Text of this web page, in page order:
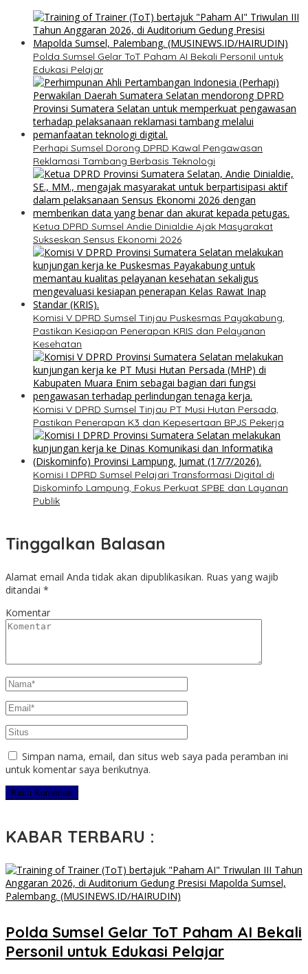
Polda Sumsel Gelar ToT Paham AI Bekali Personil untuk
Edukasi Pelajar
Perhapi Sumsel Dorong DPRD Kawal Pengawasan
Reklamasi Tambang Berbasis Teknologi
Ketua DPRD Sumsel Andie Dinialdie Ajak Masyarakat
Sukseskan Sensus Ekonomi 2026
Komisi V DPRD Sumsel Tinjau Puskesmas Payakabung,
Pastikan Kesiapan Penerapan KRIS dan Pelayanan
Kesehatan
Komisi V DPRD Sumsel Tinjau PT Musi Hutan Persada,
Pastikan Penerapan K3 dan Kepesertaan BPJS Pekerja
Komisi I DPRD Sumsel Pelajari Transformasi Digital di
Diskominfo Lampung, Fokus Perkuat SPBE dan Layanan
Publik
Tinggalkan Balasan
Alamat email Anda tidak akan dipublikasikan. Ruas yang wajib
ditandai *
Komentar
Simpan nama, email, dan situs web saya pada peramban ini
untuk komentar saya berikutnya.
KABAR TERBARU :
Polda Sumsel Gelar ToT Paham AI Bekali
Personil untuk Edukasi Pelajar